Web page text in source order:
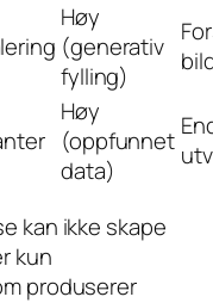
Høy
(generativ
fylling)
Høy
(oppfunnet
data)
kan ikke skape
kun
produserer